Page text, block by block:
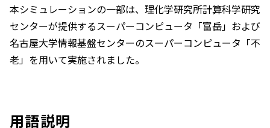
本シミュレーションの一部は、理化学研究所計算科学研究
センターが提供するスーパーコンピュータ「富岳」および
名古屋大学情報基盤センターのスーパーコンピュータ「不
老」を用いて実施されました。
用語説明